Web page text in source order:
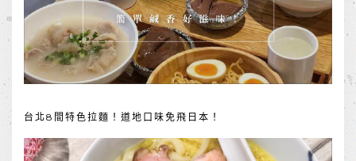
台北8間特色拉麵！道地口味免飛日本！